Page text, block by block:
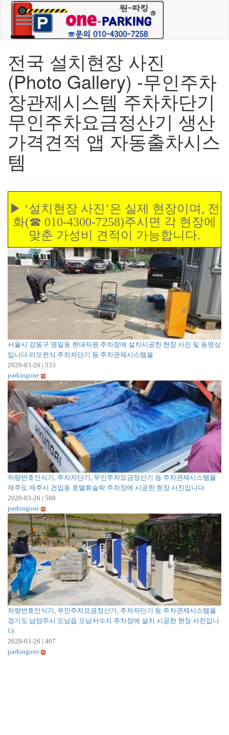
Toggle navigation
전국 설치현장 사진
(Photo Gallery) -무인주차
장관제시스템 주차차단기
무인주차요금정산기 생산
가격견적 앱 자동출차시스
템
▶ ‘설치현장 사진’은 실제 현장이며, 전
화(☎ 010-4300-7258)주시면 각 현장에
맞춘 가성비 견적이 가능합니다.
서울시 강동구 명일동 현대자원 주차장에 설치시공한 현장 사진 및 동영상
입니다.리모컨식 주차자단기 등 주차관제시스템을
2020-03-26 | 533
parkingone
차량번호인식기, 주차자단기, 무인주차요금정산기 등 주차관제시스템을
제주도 제주시 건입동 호텔휘슬락 주차장에 시공한 현장 사진입니다.
2020-03-26 | 588
parkingone
차량번호인식기, 무인주차요금정산기, 주차자단기 등 주차관제시스템을
경기도 남양주시 오남읍 오남저수지 주차장에 설치 시공한 현장 사진입니
다.
2020-03-26 | 407
parkingone